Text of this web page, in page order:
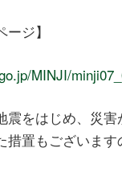
ージ】
MINJI/
震をはじめ、災
措置もございま